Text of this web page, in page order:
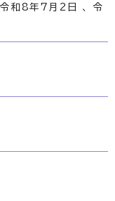
和8年7月2日 、 令